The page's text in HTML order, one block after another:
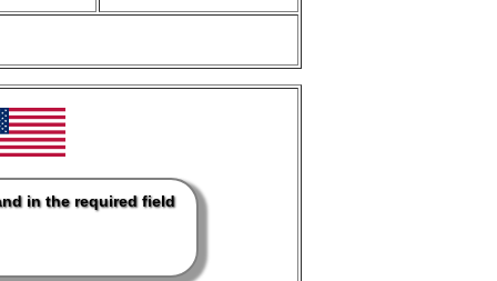
in the required field